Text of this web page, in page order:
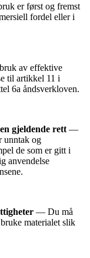
er først og fremst
fordel eller i
av effektive
til artikkel 11 i
6a åndsverkloven.
gjeldende rett —
unntak og
de som er gitt i
anvendelse
— Du må
materialet slik